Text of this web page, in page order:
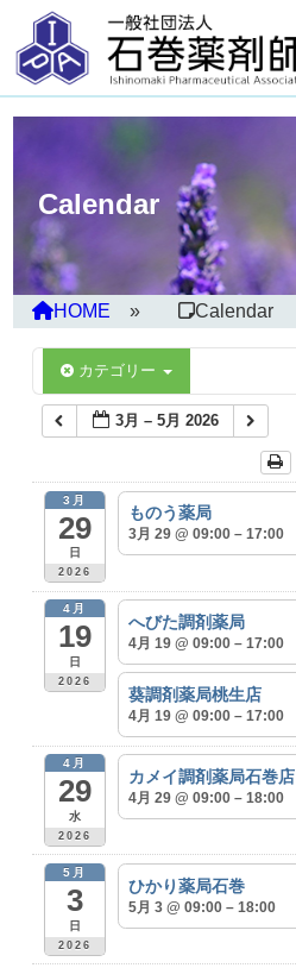
Calendar
HOME Calendar
カテゴリー
3月 – 5月 2026
3月
29
日
2026
ものう薬局
3月 29 @ 09:00 – 17:00
4月
19
日
2026
へびた調剤薬局
4月 19 @ 09:00 – 17:00
葵調剤薬局桃生店
4月 19 @ 09:00 – 17:00
4月
29
水
2026
カメイ調剤薬局石巻店
4月 29 @ 09:00 – 18:00
5月
3
日
2026
ひかり薬局石巻
5月 3 @ 09:00 – 18:00